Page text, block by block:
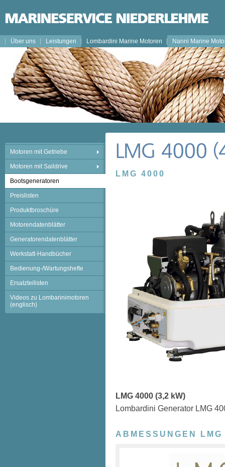
Über uns Leistungen Lombardini Marine Motoren Nanni Marine
Motoren mit Getriebe
Motoren mit Saildrive
Bootsgeneratoren
Preislisten
Produktbroschüre
Motorendatenblätter
Generatorendatenblätter
Werkstatt-Handbücher
Bedienung-/Wartungshefte
Ersatzteilisten
Videos zu Lombarinimotoren
(englisch)
LMG 4000
LMG 4000 (3,2 kW)
Lombardini Generator LMG
ABMESSUNGEN